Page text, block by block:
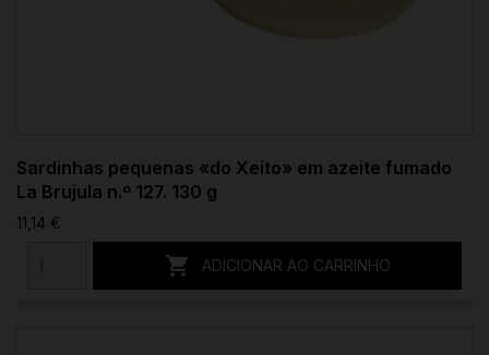
Sardinhas pequenas «do Xeito» em azeite fumado
La Brujula n.º 127. 130 g
11,14 €
 ADICIONAR AO CARRINHO